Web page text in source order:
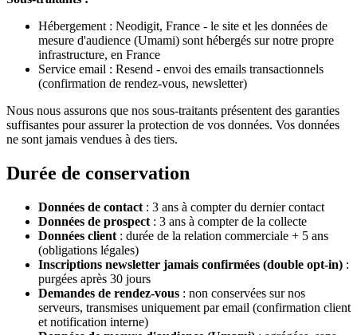
Hébergement : Neodigit, France - le site et les données de
mesure d'audience (Umami) sont hébergés sur notre propre
infrastructure, en France
Service email : Resend - envoi des emails transactionnels
(confirmation de rendez-vous, newsletter)
Nous nous assurons que nos sous-traitants présentent des garanties
suffisantes pour assurer la protection de vos données. Vos données
ne sont jamais vendues à des tiers.
Durée de conservation
Données de contact : 3 ans à compter du dernier contact
Données de prospect : 3 ans à compter de la collecte
Données client : durée de la relation commerciale + 5 ans
(obligations légales)
Inscriptions newsletter jamais confirmées (double opt-in) :
purgées après 30 jours
Demandes de rendez-vous : non conservées sur nos
serveurs, transmises uniquement par email (confirmation client
et notification interne)